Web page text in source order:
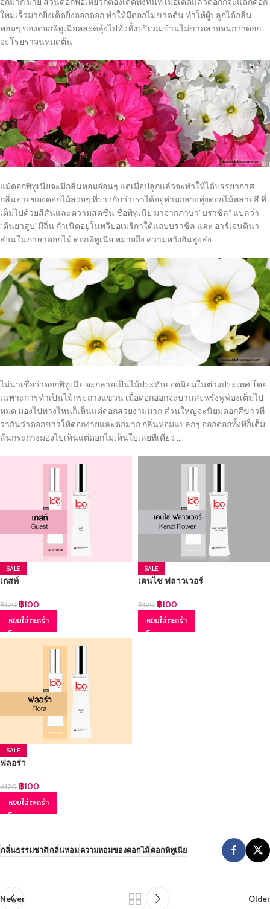
ใหม่เร็วมากยิ่งเด็ดยิ่งออกดอก ทำให้มีดอกไม่ขาดต้น ทำให้ผู้ปลูกได้กลิ่น
หอมๆ ของดอกพิทูเนียคละคลุ้งไปทั่วทั้งบริเวณบ้านไม่ขาดสายจนกว่าดอก
จะโรยราจนหมดต้น
แม้ดอกพิทูเนียจะมีกลิ่นหอมอ่อนๆ แต่เมื่อปลูกแล้วจะทำให้ได้บรรยากาศ
กลิ่นอายของดอกไม้สวยๆ ที่ราวกับว่าเราได้อยู่ท่ามกลางทุ่งดอกไม้หลายสี ที่
เต็มไปด้วยสีสันและความสดชื่น ชื่อพิทูเนีย มาจากภาษา”บราซิล” แปลว่า
“ต้นยาสูบ”มีถิ่น กำเนิดอยู่ในทวีปอเมริกาใต้แถบบราซิล และ อาร์เจนตินา
ส่วนในภาษาดอกไม้ ดอกพิทูเนีย หมายถึง ความหวังอันสูงส่ง
ไม่น่าเชื่อว่าดอกพิทูเนีย จะกลายเป็นไม้ประดับยอดนิยมในต่างประเทศ โดย
เฉพาะการทำเป็นไม้กระถางแขวน เมื่อดอกออกจะบานสะพรั่งฟูฟ่องเต็มไป
หมด มองไปทางไหนก็เห็นแต่ดอกสวยงามมาก ส่วนใหญ่จะนิยมดอกสีขาวที่
ว่ากันว่าดอกขาวให้ดอกง่ายและดกมาก กลิ่นหอมแปลกๆ ออกดอกทั้งทีก็เต็ม
ล้นกระถางมองไปเห็นแต่ดอกไม่เห็นใบเลยทีเดียว ….
SALE
เกสท์
฿120 ฿100
หยิบใส่ตะกร้า
SALE
เคนไซ ฟลาวเวอร์
฿120 ฿100
หยิบใส่ตะกร้า
SALE
ฟลอร่า
฿120 ฿100
หยิบใส่ตะกร้า
กลิ่นธรรมชาติกลิ่นหอมความหอมของดอกไม้ดอกพิทูเนีย
Newer Older